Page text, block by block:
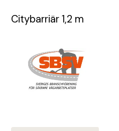
Citybarriär 1,2 m